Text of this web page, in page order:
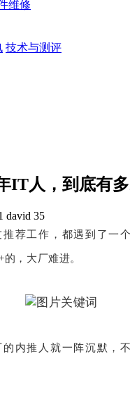
维修
技术与测评
IT人，到底有
david 35
荐工作，都遇到了一
，大厂难进。
内推人就一阵沉默，